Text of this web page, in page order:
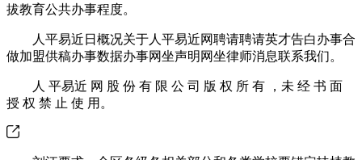
拔教育公共办事程度。
人平易近日概况关于人平易近网聘请聘请英才告白办事合
做加盟供稿办事数据办事网坐声明网坐律师消息联系我们。
人 平易近 网 股 份 有 限 公 司 版 权 所 有 ，未 经 书 面
授 权 禁 止 使 用。